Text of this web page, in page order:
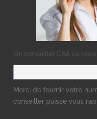
Un conseiller CBA va
Merci de fournir votre
conseiller puisse vous